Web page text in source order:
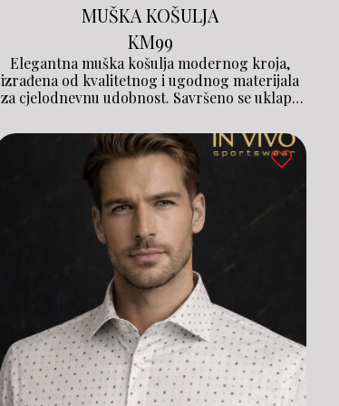
MUŠKA KOŠULJA
KM99
Elegantna muška košulja modernog kroja,
izrađena od kvalitetnog i ugodnog materijala
za cjelodnevnu udobnost. Savršeno se uklapa
uredan i sofisticiran izgled u svakoj prilici.